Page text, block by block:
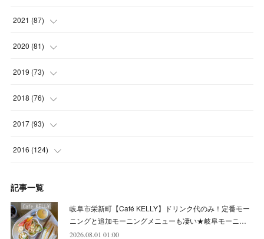
(6
(5
(7)
(7
(8
(10
(6)
(7
(7
(9
(6
(5)
(4
(8
(10 )
(7
(7
(9)
2021 (87)
(12 )
(9
(11 )
(1
(7
(11)
2020 (81)
(10 )
(11 )
(8
(7)
(7
(7)
2019 (73)
(4
(6
(4)
(4)
2018 (76)
(9
(3)
(7)
2017 (93)
(7)
(5)
2016 (124)
(12)
(10)
記事一覧
岐阜市栄新町【Café KELLY】ドリンク代のみ！定番モー
ニングと追加モーニングメニューも凄い★岐阜モーニ…
2026.08.01 01:00